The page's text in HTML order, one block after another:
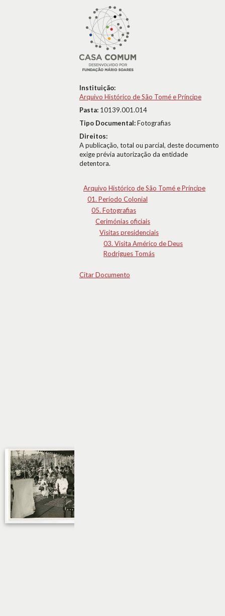
Instituição:
Arquivo Histórico de São Tomé e Príncipe
Pasta: 10139.001.014
Tipo Documental:Fotografias
Direitos:
A publicação, total ou parcial, deste documento
exige prévia autorização da entidade
detentora.
Arquivo Histórico de São Tomé e Príncipe
01. Período Colonial
05. Fotografias
Cerimónias oficiais
Visitas presidenciais
03. Visita Américo de Deus
Rodrigues Tomás
Citar Documento